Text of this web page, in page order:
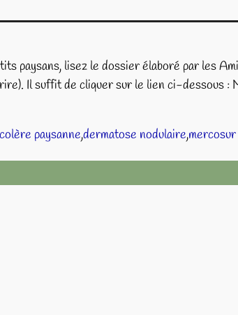
paysans, lisez le dossier élaboré par les
Il suffit de cliquer sur le lien ci-dessous
paysanne,dermatose nodulaire,mercosur